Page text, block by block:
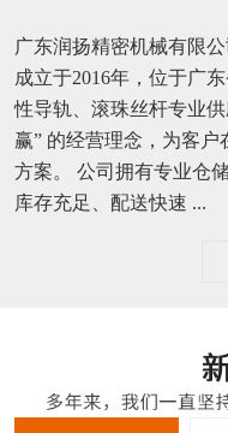
广东润扬精密机械有限
成立于2016年，位于广
性导轨、滚珠丝杆专业
赢” 的经营理念，为客
方案。 公司拥有专业仓
库存充足、配送快速 ...